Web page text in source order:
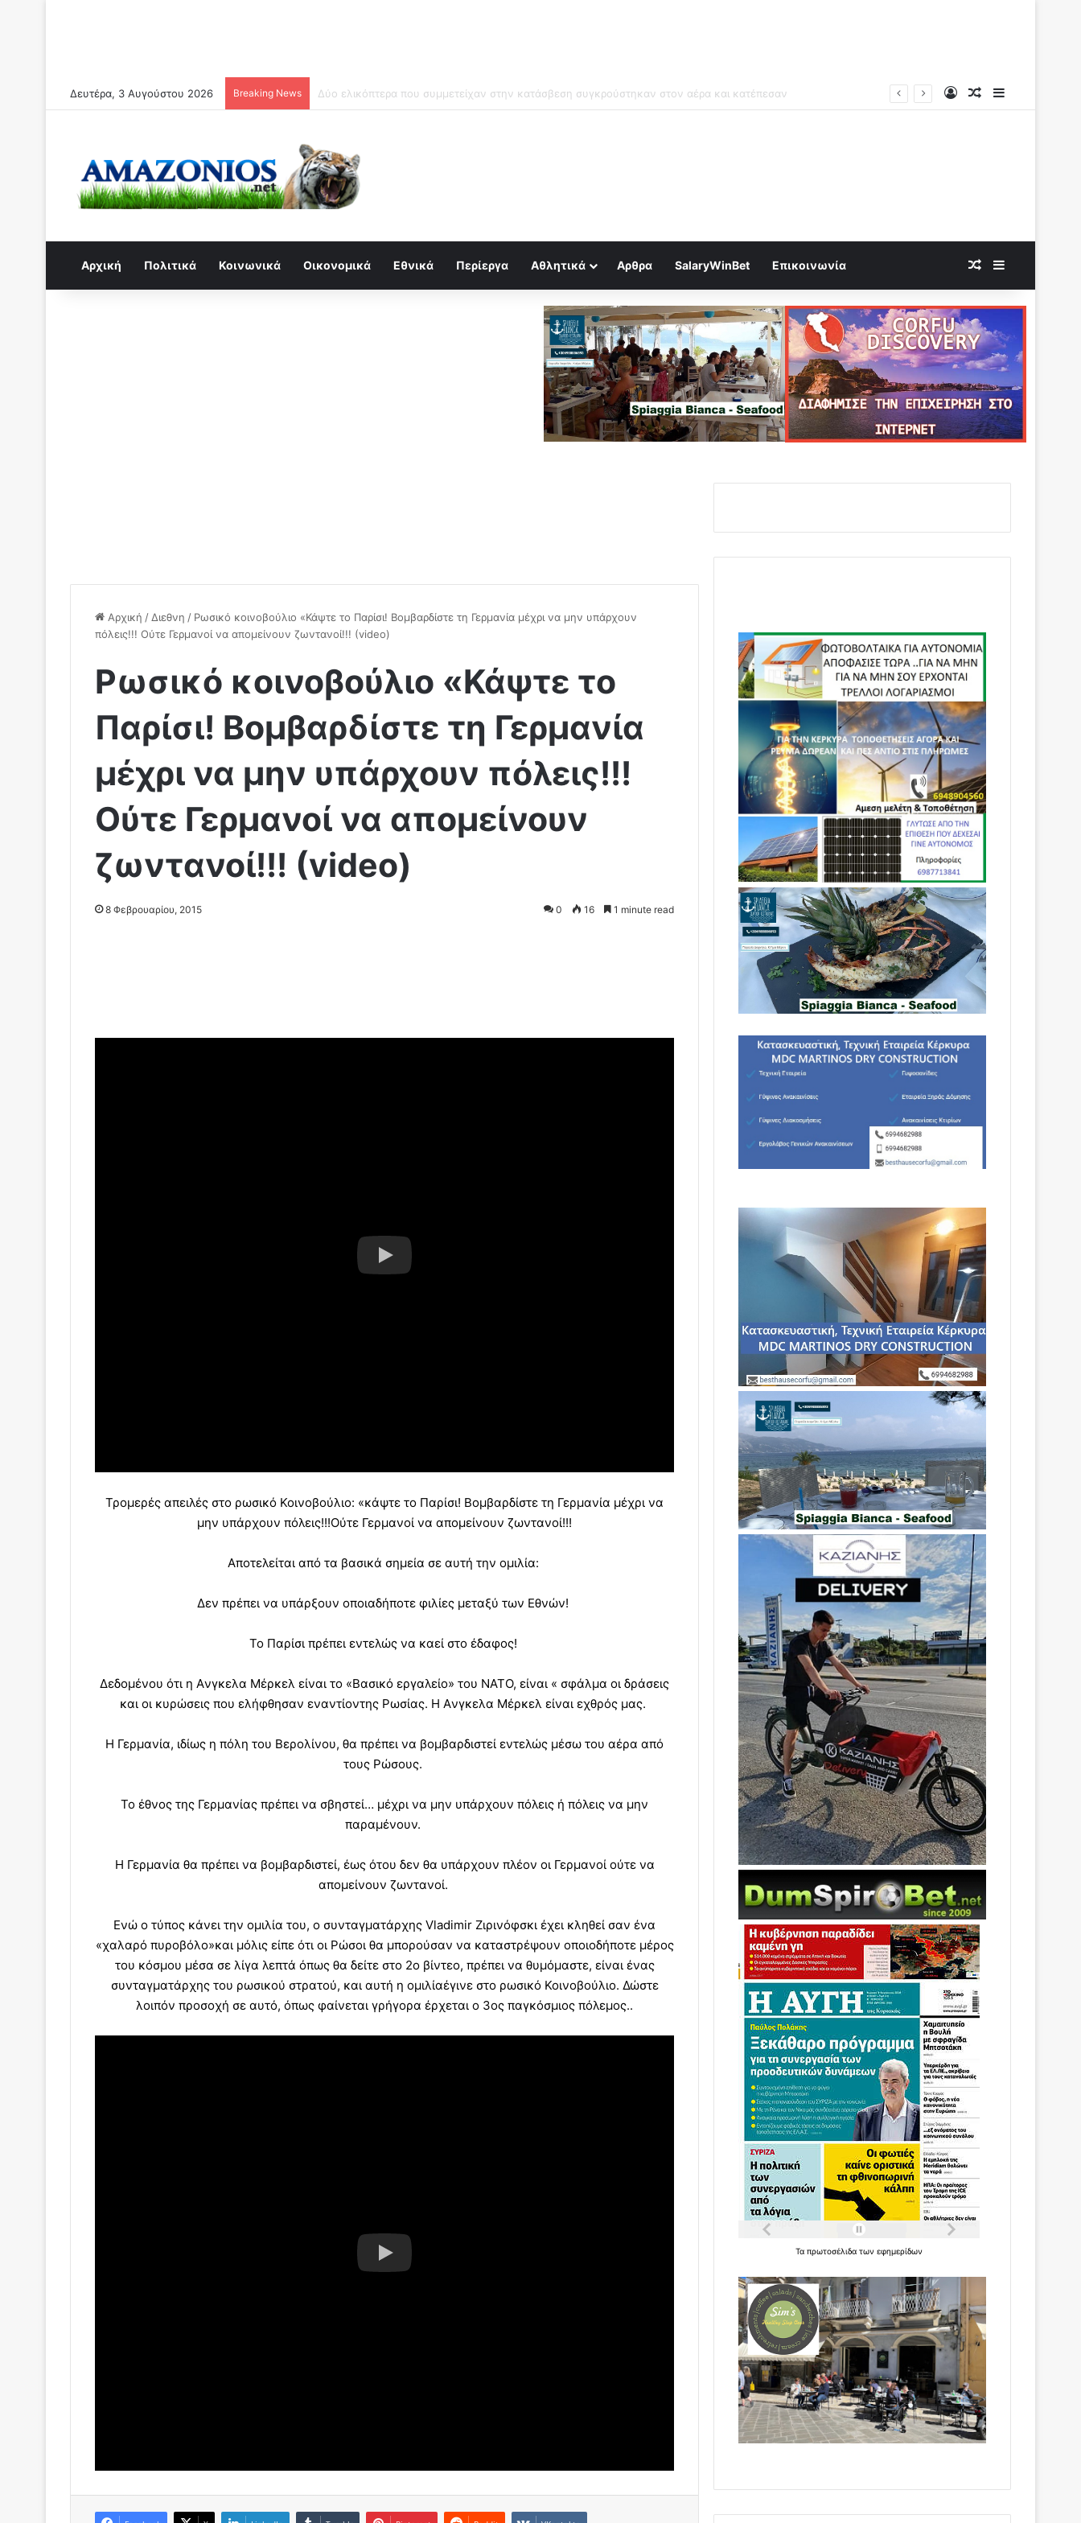
Δευτέρα, 3 Αυγούστου 2026 Breaking News Συναγερμός για κραχ τύπου 1929 και τραπεζική κατάρρευση Log InRandom Article
Αρχική Πολιτικά Κοινωνικά Οικονομικά Εθνικά Περίεργα Αθλητικά Αρθρα SalaryWinBet Επικοινωνία Random Article
Αρχική / Διεθνη / Ρωσικό κοινοβούλιο «Κάψτε το Παρίσι! Βομβαρδίστε τη Γερμανία μέχρι να μην υπάρχουν
πόλεις!!! Ούτε Γερμανοί να απομείνουν ζωντανοί!!! (video)
Ρωσικό κοινοβούλιο «Κάψτε το
Παρίσι! Βομβαρδίστε τη Γερμανία
μέχρι να μην υπάρχουν πόλεις!!!
Ούτε Γερμανοί να απομείνουν
ζωντανοί!!! (video)
8 Φεβρουαρίου, 2015 0 16 1 minute read
Τρομερές απειλές στο ρωσικό Κοινοβούλιο: «κάψτε το Παρίσι! Βομβαρδίστε τη Γερμανία μέχρι να
μην υπάρχουν πόλεις!!!Ούτε Γερμανοί να απομείνουν ζωντανοί!!!
Αποτελείται από τα βασικά σημεία σε αυτή την ομιλία:
Δεν πρέπει να υπάρξουν οποιαδήποτε φιλίες μεταξύ των Εθνών!
Το Παρίσι πρέπει εντελώς να καεί στο έδαφος!
Δεδομένου ότι η Aνγκελα Μέρκελ είναι το «Βασικό εργαλείο» του ΝΑΤΟ, είναι « σφάλμα οι δράσεις
και οι κυρώσεις που ελήφθησαν εναντίοντης Ρωσίας. Η Aνγκελα Μέρκελ είναι εχθρός μας.
Η Γερμανία, ιδίως η πόλη του Βερολίνου, θα πρέπει να βομβαρδιστεί εντελώς μέσω του αέρα από
τους Ρώσους.
Το έθνος της Γερμανίας πρέπει να σβηστεί… μέχρι να μην υπάρχουν πόλεις ή πόλεις να μην
παραμένουν.
Η Γερμανία θα πρέπει να βομβαρδιστεί, έως ότου δεν θα υπάρχουν πλέον οι Γερμανοί ούτε να
απομείνουν ζωντανοί.
Ενώ ο τύπος κάνει την ομιλία του, ο συνταγματάρχης Vladimir Ζιρινόφσκι έχει κληθεί σαν ένα
«χαλαρό πυροβόλο»και μόλις είπε ότι οι Ρώσοι θα μπορούσαν να καταστρέψουν οποιοδήποτε μέρος
του κόσμου μέσα σε λίγα λεπτά όπως θα δείτε στο 2ο βίντεο, πρέπει να θυμόμαστε, είναι ένας
συνταγματάρχης του ρωσικού στρατού, και αυτή η ομιλίαέγινε στο ρωσικό Κοινοβούλιο. Δώστε
λοιπόν προσοχή σε αυτό, όπως φαίνεται γρήγορα έρχεται ο 3ος παγκόσμιος πόλεμος..
Ταπρωτοσέλιδατωνεφημερίδων